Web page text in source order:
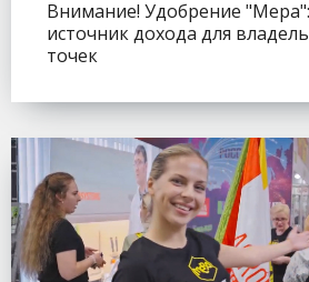
Внимание! Удобрение
источник дохода для
точек